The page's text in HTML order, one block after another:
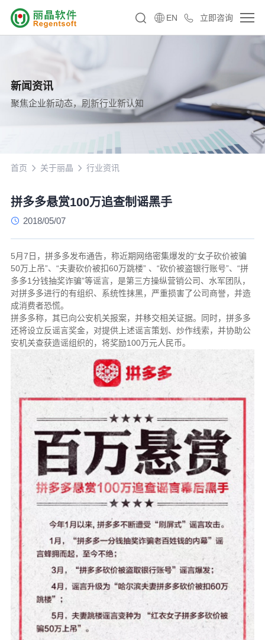
立即咨询
EN
新闻资讯
聚焦企业新动态，刷新行业新认知
首页 关于丽晶 行业资讯
拼多多悬赏100万追查制谣黑手
2018/05/07
5月7日，拼多多发布通告，称近期网络密集爆发的“女子砍价被骗
50万上吊”、“夫妻砍价被扣60万跳楼” 、“砍价被盗银行账号”、“拼
多多1分钱抽奖诈骗”等谣言，是第三方操纵营销公司、水军团队，
对拼多多进行的有组织、系统性抹黑，严重损害了公司商誉，并造
成消费者恐慌。
拼多多称，其已向公安机关报案，并移交相关证据。同时，拼多多
还将设立反谣言奖金，对提供上述谣言策划、炒作线索，并协助公
安机关查获造谣组织的，将奖励100万元人民币。